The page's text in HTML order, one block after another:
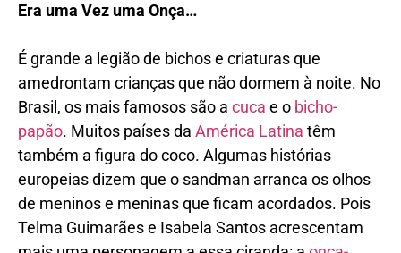
Era uma Vez uma Onça…
É grande a legião de bichos e criaturas que
amedrontam crianças que não dormem à noite. No
Brasil, os mais famosos são a cuca e o bicho-
papão. Muitos países da América Latina têm
também a figura do coco. Algumas histórias
europeias dizem que o sandman arranca os olhos
de meninos e meninas que ficam acordados. Pois
Telma Guimarães e Isabela Santos acrescentam